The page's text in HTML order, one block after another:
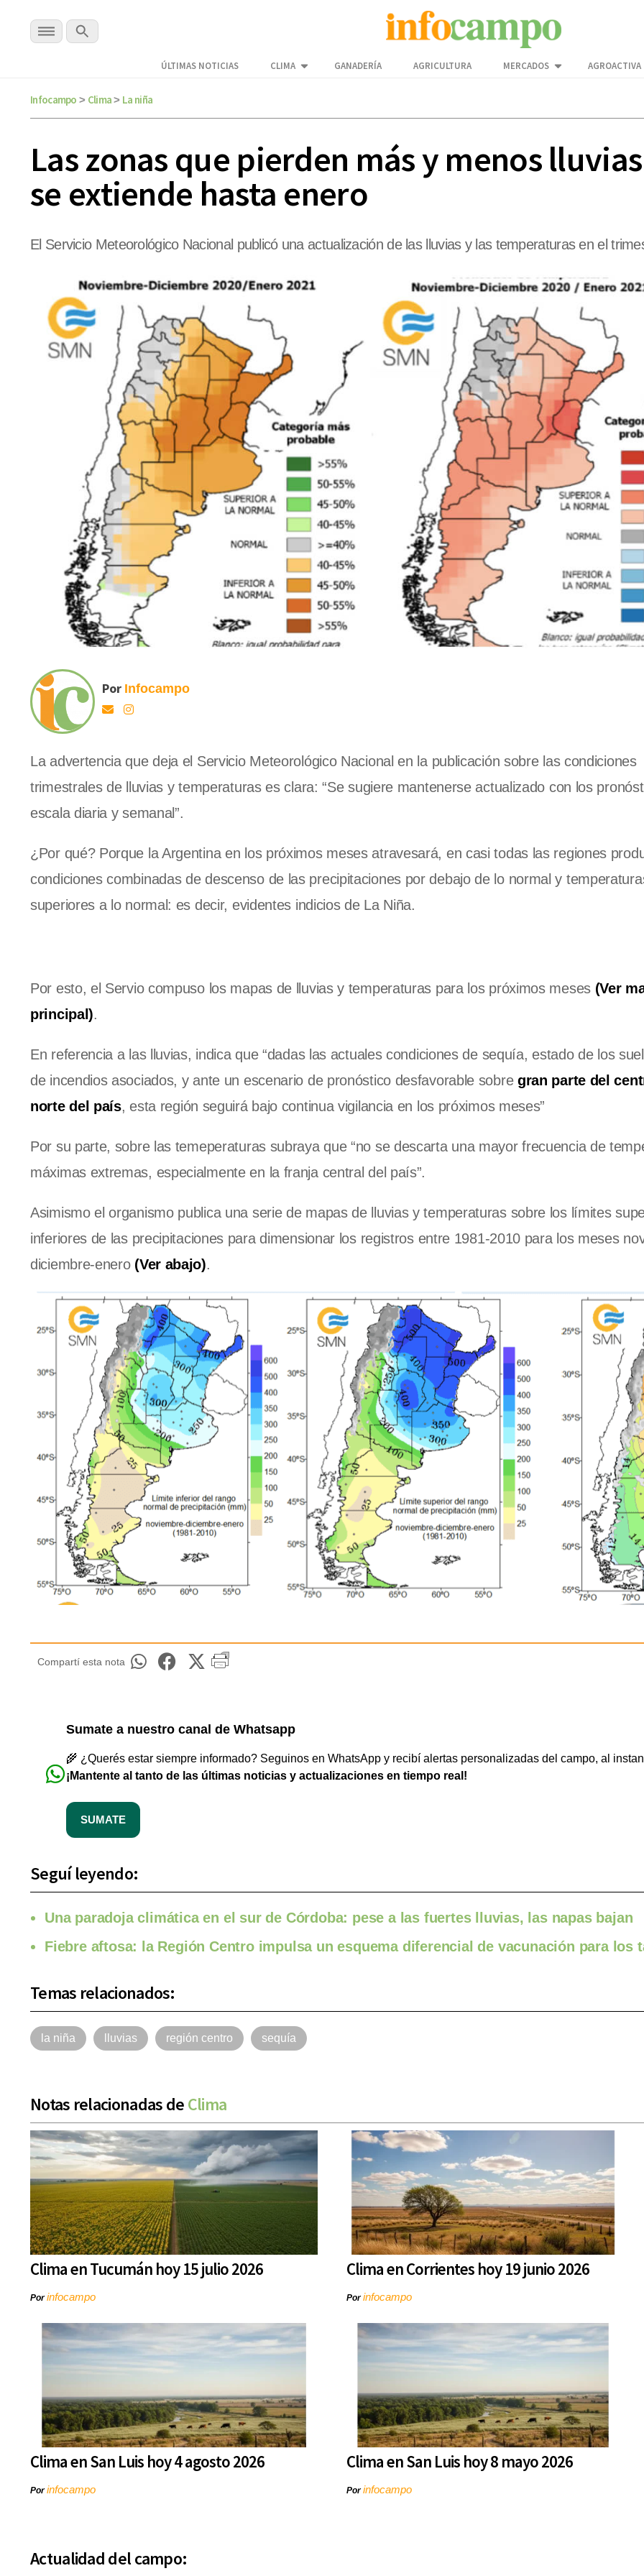
ÚLTIMAS NOTICIAS CLIMA GANADERÍA AGRICULTURA MERCADOS AGROACTIVA
Infocampo > Clima> La niña
Las zonas que pierden más y menos
se extiende hasta enero
El Servicio Meteorológico Nacional publicó una actualización de las lluvias y las temperaturas en el
Por Infocampo
La advertencia que deja el Servicio Meteorológico Nacional en la publicación sobre las condiciones
trimestrales de lluvias y temperaturas es clara: “Se sugiere mantenerse actualizado con los
escala diaria y semanal”.
¿Por qué? Porque la Argentina en los próximos meses atravesará, en casi todas las regiones
condiciones combinadas de descenso de las precipitaciones por debajo de lo normal y
superiores a lo normal: es decir, evidentes indicios de La Niña.
Por esto, el Servio compuso los mapas de lluvias y temperaturas para los próximos meses (Ver
principal).
En referencia a las lluvias, indica que “dadas las actuales condiciones de sequía, estado de los
de incendios asociados, y ante un escenario de pronóstico desfavorable sobre gran parte del
norte del país, esta región seguirá bajo continua vigilancia en los próximos meses”
Por su parte, sobre las temeperaturas subraya que “no se descarta una mayor frecuencia de
máximas extremas, especialmente en la franja central del país”.
Asimismo el organismo publica una serie de mapas de lluvias y temperaturas sobre los límites
inferiores de las precipitaciones para dimensionar los registros entre 1981-2010 para los meses
diciembre-enero(Ver abajo).
Compartí esta nota
Sumate a nuestro canal de Whatsapp
🌾 ¿Querés estar siempre informado? Seguinos en WhatsApp y recibí alertas personalizadas del campo, al
¡Mantente al tanto de las últimas noticias y actualizaciones en tiempo real!
SUMATE
Seguí leyendo:
Una paradoja climática en el sur de Córdoba: pese a las fuertes lluvias, las napas bajan
Fiebre aftosa: la Región Centro impulsa un esquema diferencial de vacunación para los
Temas relacionados:
la niña lluvias región centro sequía
Notas relacionadas deClima
Clima en Tucumán hoy 15 julio 2026
Porinfocampo
Clima en Corrientes hoy 19 junio 2026
Porinfocampo
Clima en San Luis hoy 4 agosto 2026
Porinfocampo
Clima en San Luis hoy 8 mayo 2026
Porinfocampo
Actualidad del campo: